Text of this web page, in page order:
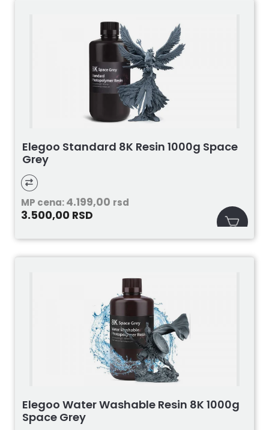
Elegoo Standard 8K Resin 1000g Space
Grey
MP cena:4.199,00 rsd
3.500,00 RSD
Elegoo Water Washable Resin 8K 1000g
Space Grey